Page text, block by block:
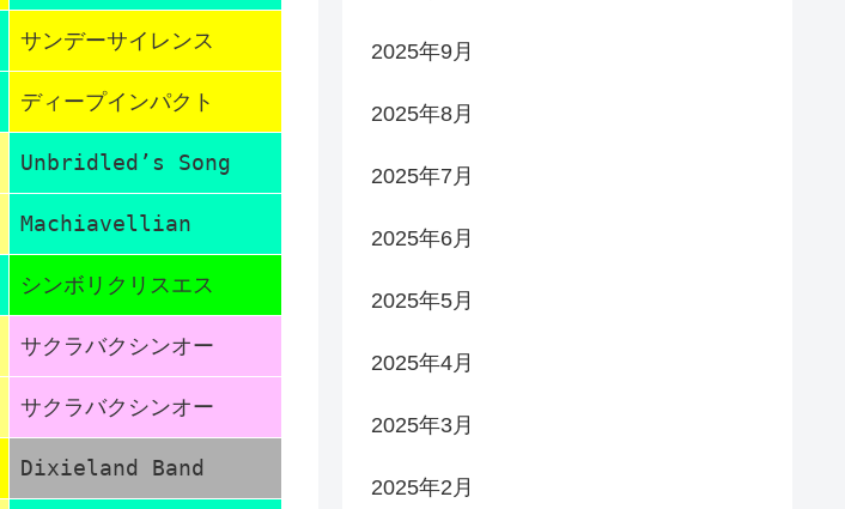
サンデーサイレンス
ディープインパクト
Unbridled’s Song
Machiavellian
シンボリクリスエス
サクラバクシンオー
サクラバクシンオー
Dixieland Band
2025年9月
2025年8月
2025年7月
2025年6月
2025年5月
2025年4月
2025年3月
2025年2月